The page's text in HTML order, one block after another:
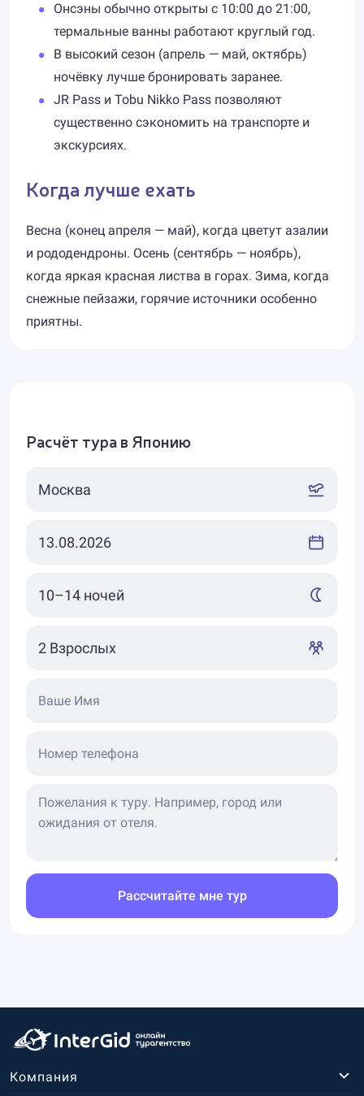
Онсэны обычно открыты с 10:00 до 21:00,
термальные ванны работают круглый год.
В высокий сезон (апрель — май, октябрь)
ночёвку лучше бронировать заранее.
JR Pass и Tobu Nikko Pass позволяют
существенно сэкономить на транспорте и
экскурсиях.
Когда лучше ехать
Весна (конец апреля — май), когда цветут азалии
и рододендроны. Осень (сентябрь — ноябрь),
когда яркая красная листва в горах. Зима, когда
снежные пейзажи, горячие источники особенно
приятны.
Расчёт тура в Японию
Ваше Имя
Номер телефона
Рассчитайте мне тур
Компания